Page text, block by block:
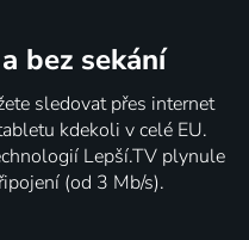
bez sekání
sledovat přes internet
kdekoli v celé EU.
Lepší.TV plynule
(od 3 Mb/s).